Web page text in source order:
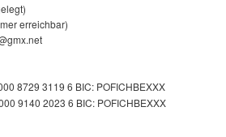
erreichbar)
8729 3119 6 BIC: POFICHBEXXX
9140 2023 6 BIC: POFICHBEXXX